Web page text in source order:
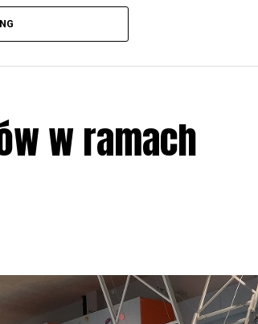
przedstawionego na
włączenia się w aktywne
przy grillu.Na wydarzenie obowiązują
w ramach